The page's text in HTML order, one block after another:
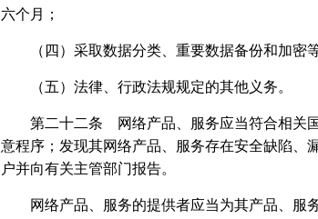
六个月；
（四）采取数据分类、重要数据备份和加密
（五）法律、行政法规规定的其他义务。
第二十二条 网络产品、服务应当符合相关
意程序；发现其网络产品、服务存在安全缺陷、
户并向有关主管部门报告。
网络产品、服务的提供者应当为其产品、服